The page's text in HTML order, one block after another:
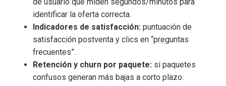
identificar la oferta correcta.
Indicadores de satisfacción: puntuación de
satisfacción postventa y clics en “preguntas
frecuentes”.
Retención y churn por paquete: si paquetes
confusos generan más bajas a corto plazo.